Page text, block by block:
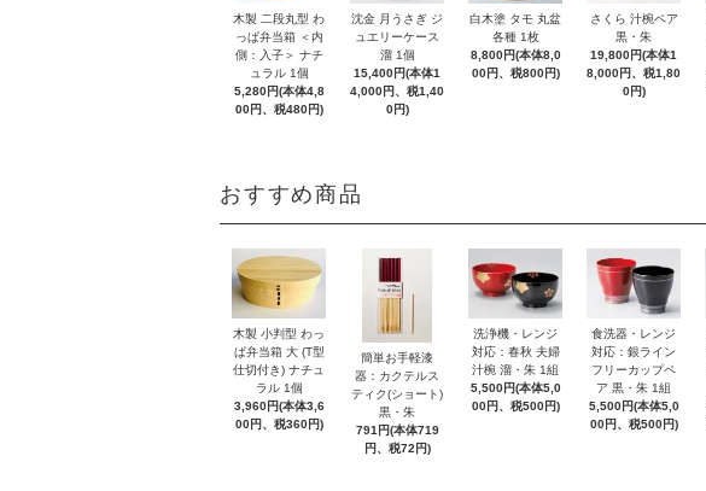
木製 二段丸型 わ
っぱ弁当箱 ＜内
側：入子＞ ナチ
ュラル 1個
5,280円(本体4,8
00円、税480円)
沈金 月うさぎ ジ
ュエリーケース
溜 1個
15,400円(本体1
4,000円、税1,40
0円)
白木塗 タモ 丸盆
各種 1枚
8,800円(本体8,0
00円、税800円)
さくら 汁椀ペア
黒・朱
19,800円(本体1
8,000円、税1,80
0円)
おすすめ商品
木製 小判型 わっ
ぱ弁当箱 大 (T型
仕切付き) ナチュ
ラル 1個
3,960円(本体3,6
00円、税360円)
簡単お手軽漆
器：カクテルス
ティク(ショート)
黒・朱
791円(本体719
円、税72円)
洗浄機・レンジ
対応：春秋 夫婦
汁椀 溜・朱 1組
5,500円(本体5,0
00円、税500円)
食洗器・レンジ
対応：銀ライン
フリーカップペ
ア 黒・朱 1組
5,500円(本体5,0
00円、税500円)